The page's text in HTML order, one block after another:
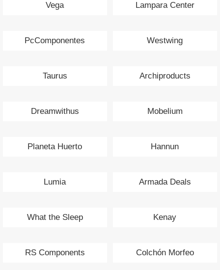
Vega Lampara Center
PcComponentes Westwing
Taurus Archiproducts
Dreamwithus Mobelium
Planeta Huerto Hannun
Lumia Armada Deals
What the Sleep Kenay
RS Components Colchón Morfeo